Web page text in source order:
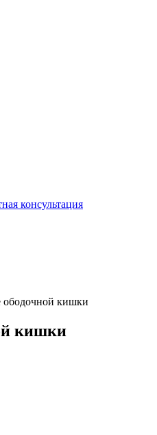
консультация
ободочной кишки
кишки